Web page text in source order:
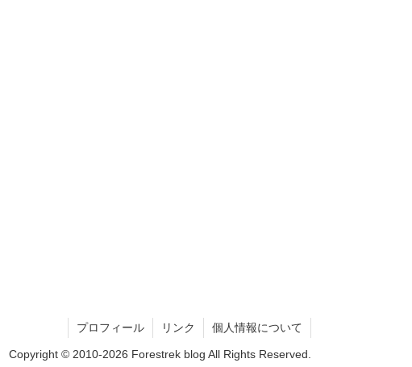
プロフィール リンク 個人情報について
Copyright © 2010-2026 Forestrek blog All Rights Reserved.